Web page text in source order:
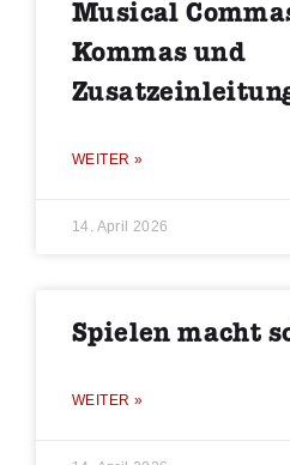
Musical
Kommas und
WEITER »
14. April 2026
Spielen macht
WEITER »